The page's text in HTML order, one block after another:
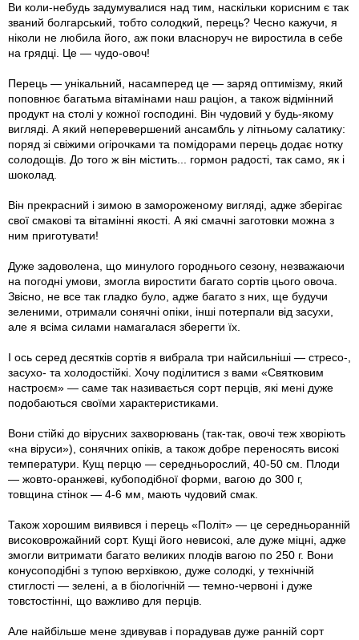
Ви коли-небудь задумувалися над тим, наскільки корисним є так
званий болгарський, тобто солодкий, перець? Чесно кажучи, я
ніколи не любила його, аж поки власноруч не виростила в себе
на грядці. Це — чудо-овоч!
Перець — унікальний, насамперед це — заряд оптимізму, який
поповнює багатьма вітамінами наш раціон, а також відмінний
продукт на столі у кожної господині. Він чудовий у будь-якому
вигляді. А який неперевершений ансамбль у літньому салатику:
поряд зі свіжими огірочками та помідорами перець додає нотку
солодощів. До того ж він містить... гормон радості, так само, як і
шоколад.
Він прекрасний і зимою в замороженому вигляді, адже зберігає
свої смакові та вітамінні якості. А які смачні заготовки можна з
ним приготувати!
Дуже задоволена, що минулого городнього сезону, незважаючи
на погодні умови, змогла виростити багато сортів цього овоча.
Звісно, не все так гладко було, адже багато з них, ще будучи
зеленими, отримали сонячні опіки, інші потерпали від засухи,
але я всіма силами намагалася зберегти їх.
І ось серед десятків сортів я вибрала три найсильніші — стресо-,
засухо- та холодостійкі. Хочу поділитися з вами «Святковим
настроєм» — саме так називається сорт перців, які мені дуже
подобаються своїми характеристиками.
Вони стійкі до вірусних захворювань (так-так, овочі теж хворіють
«на віруси»), сонячних опіків, а також добре переносять високі
температури. Кущ перцю — середньорослий, 40-50 см. Плоди
— жовто-оранжеві, кубоподібної форми, вагою до 300 г,
товщина стінок — 4-6 мм, мають чудовий смак.
Також хорошим виявився і перець «Політ» — це середньоранній
високо­врожайний сорт. Кущі його невисокі, але дуже міцні, адже
змогли витримати багато великих плодів вагою по 250 г. Вони
конусоподібні з тупою верхівкою, дуже солодкі, у технічній
стиглості — зелені, а в біологічній — темно-червоні і дуже
товстостінні, що важливо для перців.
Але найбільше мене здивував і порадував дуже ранній сорт